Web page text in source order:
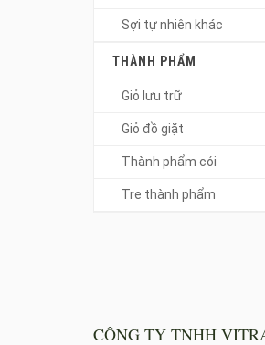
Sợi tự nhiên khác
THÀNH PHẨM
Giỏ lưu trữ
Giỏ đồ giặt
Thành phẩm cói
Tre thành phẩm
CÔNG TY TNHH